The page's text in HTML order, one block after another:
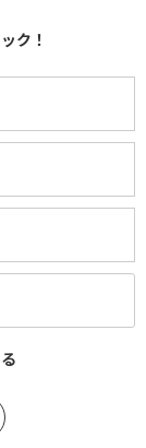
ク！